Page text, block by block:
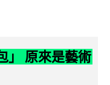
」 原來是藝術